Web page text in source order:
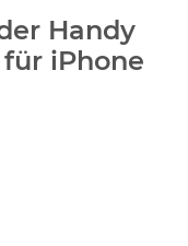
Handy
iPhone